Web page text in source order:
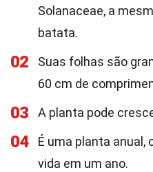
Solanaceae, a
batata.
02
Suas folhas são
60 cm de
03 A planta pode
04
É uma planta anual,
vida em um ano.